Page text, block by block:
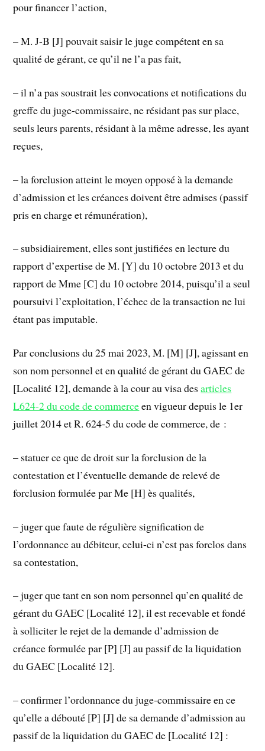
pour financer l’action,
– M. J-B [J] pouvait saisir le juge compétent en sa
qualité de gérant, ce qu’il ne l’a pas fait,
– il n’a pas soustrait les convocations et notifications du
greffe du juge-commissaire, ne résidant pas sur place,
seuls leurs parents, résidant à la même adresse, les ayant
reçues,
– la forclusion atteint le moyen opposé à la demande
d’admission et les créances doivent être admises (passif
pris en charge et rémunération),
– subsidiairement, elles sont justifiées en lecture du
rapport d’expertise de M. [Y] du 10 octobre 2013 et du
rapport de Mme [C] du 10 octobre 2014, puisqu’il a seul
poursuivi l’exploitation, l’échec de la transaction ne lui
étant pas imputable.
Par conclusions du 25 mai 2023, M. [M] [J], agissant en
son nom personnel et en qualité de gérant du GAEC de
[Localité 12], demande à la cour au visa desarticles
L624-2 du code de commerceen vigueur depuis le 1er
juillet 2014 et R. 624-5 du code de commerce, de :
– statuer ce que de droit sur la forclusion de la
contestation et l’éventuelle demande de relevé de
forclusion formulée par Me [H] ès qualités,
– juger que faute de régulière signification de
l’ordonnance au débiteur, celui-ci n’est pas forclos dans
sa contestation,
– juger que tant en son nom personnel qu’en qualité de
gérant du GAEC [Localité 12], il est recevable et fondé
à solliciter le rejet de la demande d’admission de
créance formulée par [P] [J] au passif de la liquidation
du GAEC [Localité 12].
– confirmer l’ordonnance du juge-commissaire en ce
qu’elle a débouté [P] [J] de sa demande d’admission au
passif de la liquidation du GAEC de [Localité 12] :